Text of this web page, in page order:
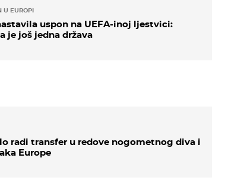
U EUROPI
uspon na UEFA-inoj ljestvici:
je još jedna država
radi transfer u redove nogometnog diva i
Europe